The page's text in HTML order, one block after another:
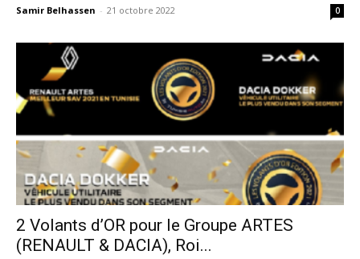
Samir Belhassen - 21 octobre 2022 0
2 Volants d’OR pour le Groupe ARTES
(RENAULT & DACIA), Roi...